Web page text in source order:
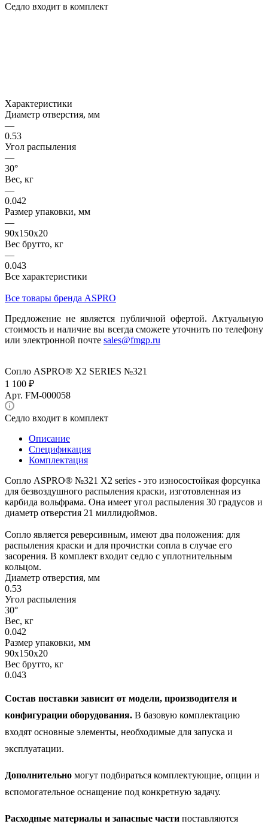
Седло входит в комплект
Характеристики
Диаметр отверстия, мм
—
0.53
Угол распыления
—
30°
Вес, кг
—
0.042
Размер упаковки, мм
—
90x150x20
Вес брутто, кг
—
0.043
Все характеристики
Все товары бренда ASPRO
Предложение не является публичной офертой. Актуальную
стоимость и наличие вы всегда сможете уточнить по телефону
или электронной почте sales@fmgp.ru
Сопло ASPRO® X2 SERIES №321
1 100 ₽
Арт. FM-000058
Седло входит в комплект
Описание
Спецификация
Комплектация
Сопло ASPRO® №321 X2 series - это износостойкая форсунка
для безвоздушного распыления краски, изготовленная из
карбида вольфрама. Она имеет угол распыления 30 градусов и
диаметр отверстия 21 миллидюймов.
Сопло является реверсивным, имеют два положения: для
распыления краски и для прочистки сопла в случае его
засорения. В комплект входит седло с уплотнительным
кольцом.
Диаметр отверстия, мм
0.53
Угол распыления
30°
Вес, кг
0.042
Размер упаковки, мм
90x150x20
Вес брутто, кг
0.043
Состав поставки зависит от модели, производителя и
конфигурации оборудования. В базовую комплектацию
входят основные элементы, необходимые для запуска и
эксплуатации.
Дополнительно могут подбираться комплектующие, опции и
вспомогательное оснащение под конкретную задачу.
Расходные материалы и запасные части поставляются